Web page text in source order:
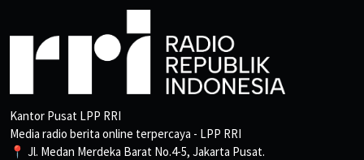
Kantor Pusat LPP RRI
Media radio berita online terpercaya - LPP RRI
📍 Jl. Medan Merdeka Barat No.4-5, Jakarta Pusat.